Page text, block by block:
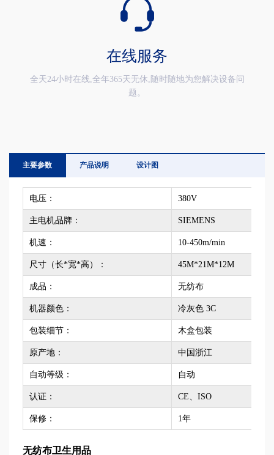
在线服务
全天24小时在线,全年365天无休,随时随地为您解决设备问
题。
主要参数 产品说明 设计图
电压： 380V
主电机品牌： SIEMENS
机速： 10-450m/min
尺寸（长*宽*高）： 45M*21M*12M
成品： 无纺布
机器颜色： 冷灰色 3C
包装细节： 木盒包装
原产地： 中国浙江
自动等级： 自动
认证： CE、ISO
保修： 1年
无纺布卫生用品